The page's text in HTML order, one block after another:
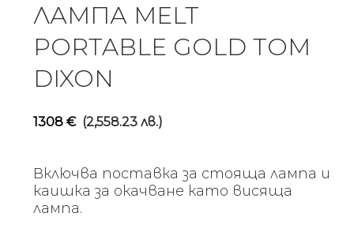
ЛАМПА MELT
PORTABLE GOLD TOM
DIXON
1308 € (2,558.23 лв.)
Включва поставка за стояща лампа и
каишка за окачване като висяща
лампа.